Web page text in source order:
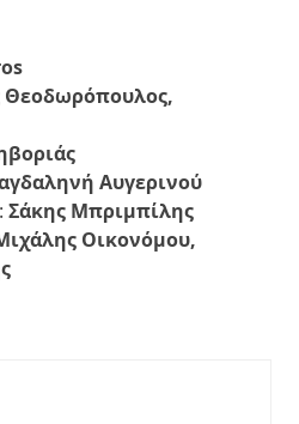
Θεοδωρόπουλος,
Αυγερινού
Σάκης Μπριμπίλης
Οικονόμου,